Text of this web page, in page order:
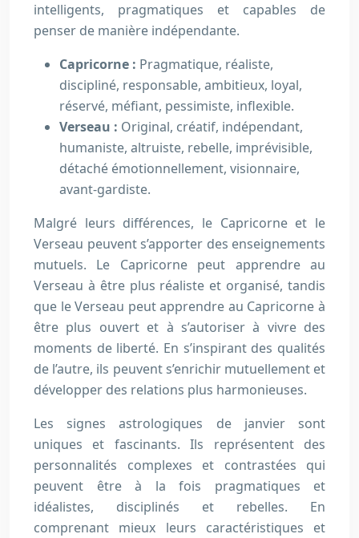
intelligents, pragmatiques et capables de
penser de manière indépendante.
Capricorne : Pragmatique, réaliste,
discipliné, responsable, ambitieux, loyal,
réservé, méfiant, pessimiste, inflexible.
Verseau : Original, créatif, indépendant,
humaniste, altruiste, rebelle, imprévisible,
détaché émotionnellement, visionnaire,
avant-gardiste.
Malgré leurs différences, le Capricorne et le
Verseau peuvent s’apporter des enseignements
mutuels. Le Capricorne peut apprendre au
Verseau à être plus réaliste et organisé, tandis
que le Verseau peut apprendre au Capricorne à
être plus ouvert et à s’autoriser à vivre des
moments de liberté. En s’inspirant des qualités
de l’autre, ils peuvent s’enrichir mutuellement et
développer des relations plus harmonieuses.
Les signes astrologiques de janvier sont
uniques et fascinants. Ils représentent des
personnalités complexes et contrastées qui
peuvent être à la fois pragmatiques et
idéalistes, disciplinés et rebelles. En
comprenant mieux leurs caractéristiques et